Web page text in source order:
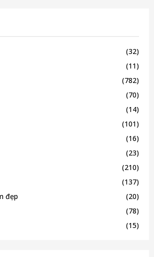
(32)
(11)
(782)
(70)
(14)
(101)
(16)
(23)
(210)
(137)
đẹp
(20)
(78)
(15)